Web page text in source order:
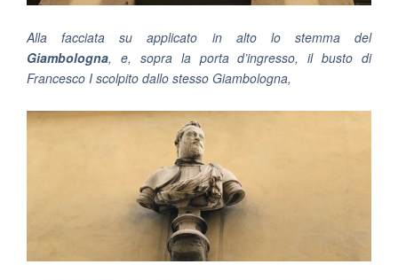
Alla facciata su applicato in alto lo stemma del
Giambologna, e, sopra la porta d’ingresso, il busto di
Francesco I scolpito dallo stesso Giambologna,